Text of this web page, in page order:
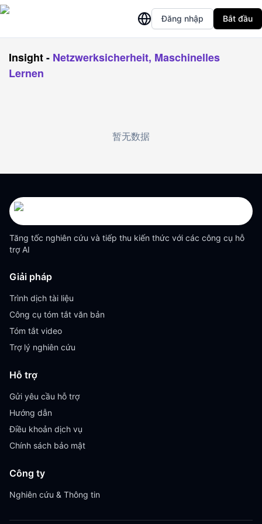
Đăng nhập Bắt đầu
Insight- Netzwerksicherheit, Maschinelles
Lernen
暂无数据
Tăng tốc nghiên cứu và tiếp thu kiến thức với các công cụ hỗ
trợ AI
Giải pháp
Trình dịch tài liệu
Công cụ tóm tắt văn bản
Tóm tắt video
Trợ lý nghiên cứu
Hỗ trợ
Gửi yêu cầu hỗ trợ
Hướng dẫn
Điều khoản dịch vụ
Chính sách bảo mật
Công ty
Nghiên cứu & Thông tin